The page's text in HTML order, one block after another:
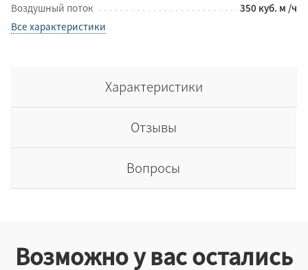
Воздушный поток
350 куб. м /ч
Все характеристики
Характеристики
Отзывы
Вопросы
Возможно у вас остались